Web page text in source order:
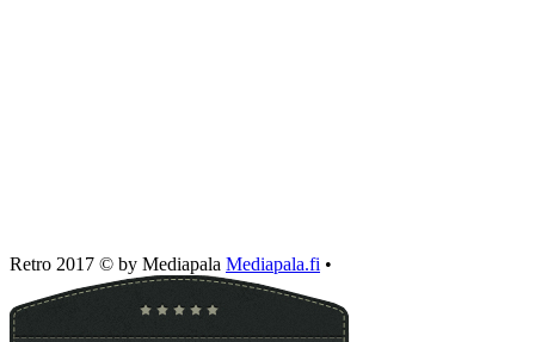
Retro 2017 © by Mediapala Mediapala.fi •